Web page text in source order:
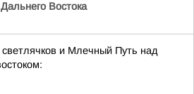
Востока
и Млечный Путь над